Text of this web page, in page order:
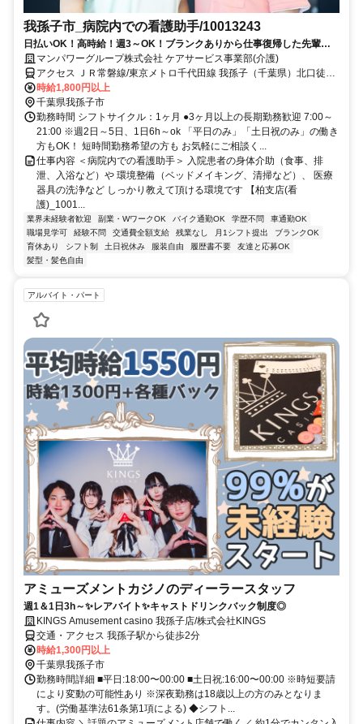
我孫子市_病院内での看護助手/10013243
日払いOK！高時給！週3～OK！ブランクありから仕事復帰した先輩や
ミドル世代も多数活躍中♪
マンパワーグループ株式会社 ケアサービス事業部(介護)
アクセス ＪＲ常磐線/東京メトロ千代田線 我孫子（千葉県）北口徒歩
約2分、ＪＲ成田線 我孫子（千葉県）北口徒歩約2分、ＪＲ常磐線/東
京メトロ千代田線 北柏北口徒歩約33分 車・バイク通勤OK（派遣先に
よる）
時給1,800円以上
千葉県我孫子市
勤務時間 シフトサイクル：1ヶ月 ●3ヶ月以上の長期勤務歓迎 7:00～
21:00 ※週2日～5日、1日6h～ok 「平日のみ」「土日祝のみ」の働き
方もOK！ 短時間勤務希望の方も お気軽にご相談く...
仕事内容 ＜病院内での看護助手＞ 入院患者の身体介助（食事、排
泄、入浴など）や 環境整備（ベッドメイキング、清掃など）、 医療
器具の洗浄など しっかり教えて頂ける環境です 【柏支店(看
護)_1001...
業界未経験者歓迎 副業・WワークOK バイク通勤OK 学歴不問
車通勤OK
職場見学可
経験不問 交通費全額支給 残業なし 月1シフト提出
ブランクOK
育休あり
シフト制 土日祝休み 服装自由 履歴書不要
友達と応募OK
髪型・髪色自由
アルバイト・パート
アミューズメントカジノのディーラースタッフ
週1＆1⽇3h～✨レアバイト✨キャストドリンクバック制度◎
KINGS Amusement casino 我孫⼦店/株式会社KINGS
交通・アクセス 我孫⼦駅から徒歩2分
時給1,300円以上
千葉県我孫子市
勤務時間詳細 ■平⽇:18:00〜00:00 ■⼟⽇祝:16:00〜00:00 ※時短要請
により変動の可能性あり ※深夜勤務は18歳以上の⽅のみとなりま
す。(労働基準法61条第1項による) ◆シフト...